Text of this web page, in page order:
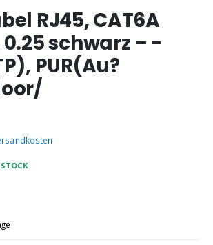
RJ45, CAT6A
schwarz – -
PUR(Au?